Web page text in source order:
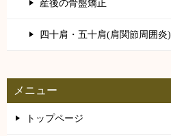
産後の骨盤矯正
四十肩・五十肩(肩関節周囲炎)
メニュー
トップページ